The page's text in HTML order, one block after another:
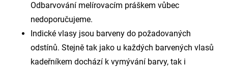
Odbarvování melírovacím práškem vůbec
nedoporučujeme.
Indické vlasy jsou barveny do požadovaných
odstínů. Stejně tak jako u každých barvených vlasů
kadeřníkem dochází k vymývání barvy, tak i